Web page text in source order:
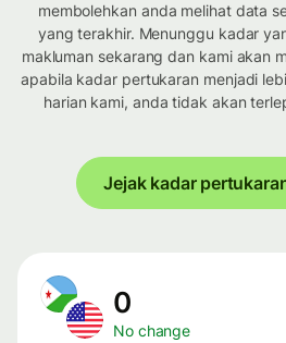
membolehkan anda melihat data
yang terakhir. Menunggu kadar
makluman sekarang dan kami akan
apabila kadar pertukaran menjadi
harian kami, anda tidak akan
Jejak kadar
0
No change